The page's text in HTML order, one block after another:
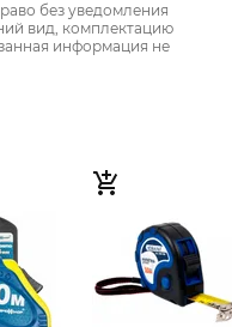
без уведомления
вид, комплектацию
информация не